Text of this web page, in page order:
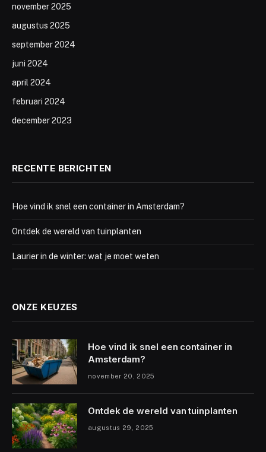
november 2025
augustus 2025
september 2024
juni 2024
april 2024
februari 2024
december 2023
RECENTE BERICHTEN
Hoe vind ik snel een container in Amsterdam?
Ontdek de wereld van tuinplanten
Laurier in de winter: wat je moet weten
ONZE KEUZES
Hoe vind ik snel een container in
Amsterdam?
november 20, 2025
Ontdek de wereld van tuinplanten
augustus 29, 2025